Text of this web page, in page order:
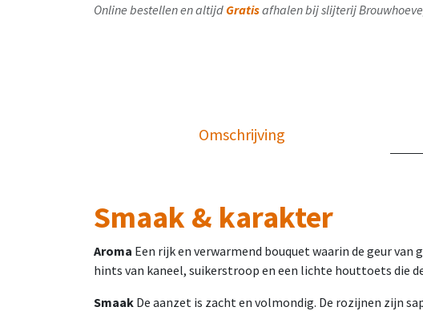
Online bestellen en altijd Gratisafhalen bij slijterij
Omschrijving
Smaak & karakter
Aroma Een rijk en verwarmend bouquet waarin de geur
hints van kaneel, suikerstroop en een lichte houttoets die
Smaak De aanzet is zacht en volmondig. De rozijnen zijn